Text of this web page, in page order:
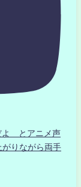
よ とアニメ声
りながら両手